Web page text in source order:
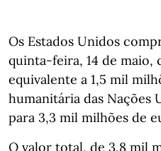
Os Estados Unidos
quinta-feira, 14 de maio,
equivalente a 1,5 mil
humanitária das Nações
para 3,3 mil milhões de
O valor total, de 3,8 mil